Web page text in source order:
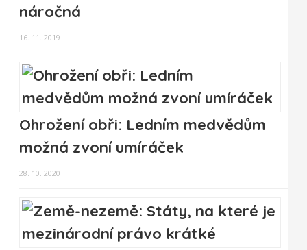
náročná
16. 11. 2019
Ohrožení obři: Ledním medvědům
možná zvoní umíráček
28. 10. 2020